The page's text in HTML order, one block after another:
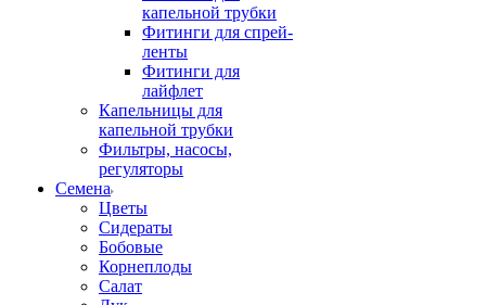
капельной трубки
Фитинги для спрей-
ленты
Фитинги для
лайфлет
Капельницы для
капельной трубки
Фильтры, насосы,
регуляторы
Семена
Цветы
Сидераты
Бобовые
Корнеплоды
Салат